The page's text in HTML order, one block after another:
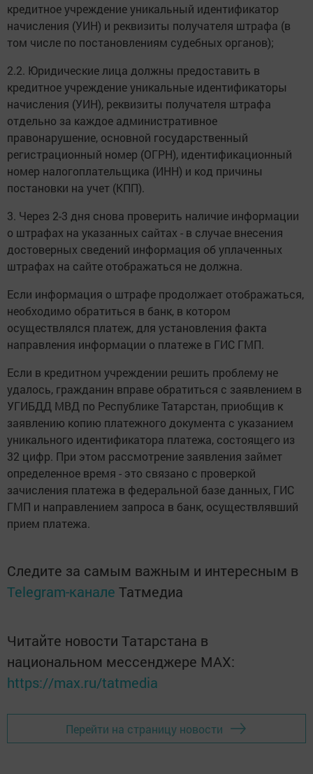
кредитное учреждение уникальный идентификатор
начисления (УИН) и реквизиты получателя штрафа (в
том числе по постановлениям судебных органов);
2.2. Юридические лица должны предоставить в
кредитное учреждение уникальные идентификаторы
начисления (УИН), реквизиты получателя штрафа
отдельно за каждое административное
правонарушение, основной государственный
регистрационный номер (ОГРН), идентификационный
номер налогоплательщика (ИНН) и код причины
постановки на учет (КПП).
3. Через 2-3 дня снова проверить наличие информации
о штрафах на указанных сайтах - в случае внесения
достоверных сведений информация об уплаченных
штрафах на сайте отображаться не должна.
Если информация о штрафе продолжает отображаться,
необходимо обратиться в банк, в котором
осуществлялся платеж, для установления факта
направления информации о платеже в ГИС ГМП.
Если в кредитном учреждении решить проблему не
удалось, гражданин вправе обратиться с заявлением в
УГИБДД МВД по Республике Татарстан, приобщив к
заявлению копию платежного документа с указанием
уникального идентификатора платежа, состоящего из
32 цифр. При этом рассмотрение заявления займет
определенное время - это связано с проверкой
зачисления платежа в федеральной базе данных, ГИС
ГМП и направлением запроса в банк, осуществлявший
прием платежа.
Следите за самым важным и интересным в
Telegram-канале Татмедиа
Читайте новости Татарстана в
национальном мессенджере MАХ:
https://max.ru/tatmedia
Перейти на страницу новости